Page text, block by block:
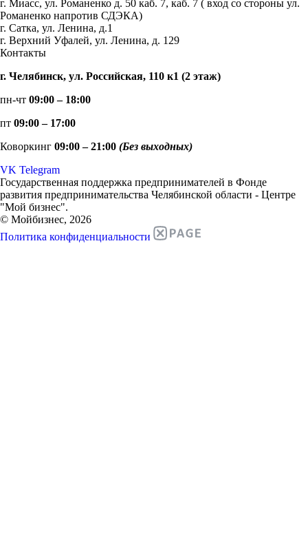
г. Миасс, ул. Романенко д. 50 каб. 7, каб. 7 ( вход со стороны ул.
Романенко напротив СДЭКА)
г. Сатка, ул. Ленина, д.1
г. Верхний Уфалей, ул. Ленина, д. 129
Контакты
г. Челябинск, ул. Российская, 110 к1 (2 этаж)
пн-чт 09:00 – 18:00
пт 09:00 – 17:00
Коворкинг 09:00 – 21:00 (Без выходных)
VK Telegram
Государственная поддержка предпринимателей в Фонде
развития предпринимательства Челябинской области - Центре
"Мой бизнес".
© Мойбизнес, 2026
Политика конфиденциальности